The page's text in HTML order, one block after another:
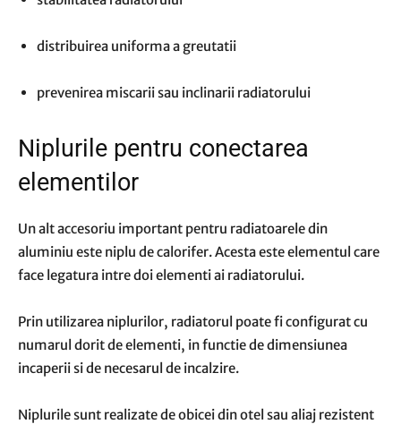
distribuirea uniforma a greutatii
prevenirea miscarii sau inclinarii radiatorului
Niplurile pentru conectarea
elementilor
Un alt accesoriu important pentru radiatoarele din
aluminiu este niplu de calorifer. Acesta este elementul care
face legatura intre doi elementi ai radiatorului.
Prin utilizarea niplurilor, radiatorul poate fi configurat cu
numarul dorit de elementi, in functie de dimensiunea
incaperii si de necesarul de incalzire.
Niplurile sunt realizate de obicei din otel sau aliaj rezistent